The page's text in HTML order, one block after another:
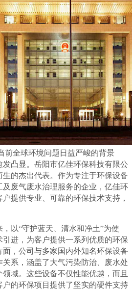
前全球环境问题日益严峻的背景
凸显。岳阳市亿佳环保科技有限公
的杰出代表。作为专注于环保设备
废气废水治理服务的企业，亿佳环
提供专业、可靠的环保技术支持，
以“守护蓝天、清水和净土”为使
进，为客户提供一系列优质的环保
，公司与多家国内外知名环保设备
系，涵盖了大气污染防治、废水处
域。这些设备不仅性能优越，而且
的环保项目提供了坚实的硬件支持